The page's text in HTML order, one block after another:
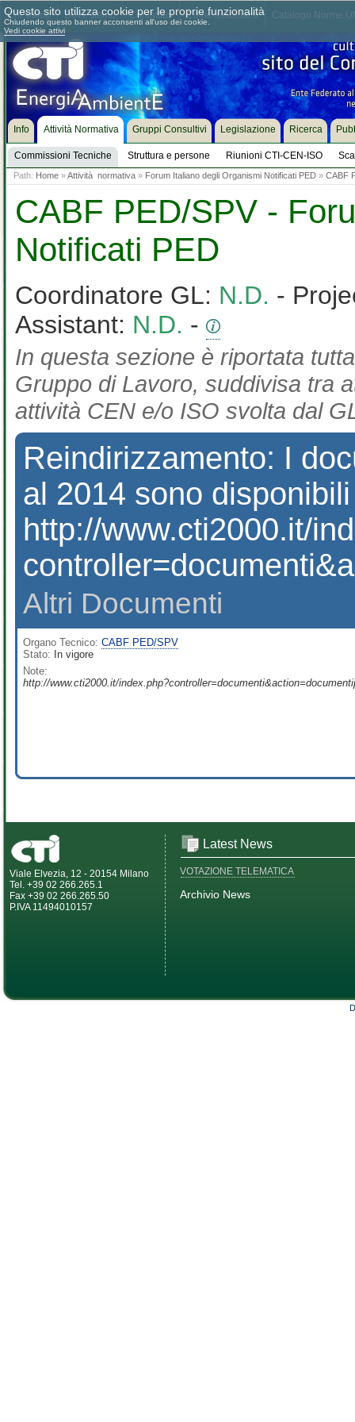
Chi siamo Dove siamo Contattaci Come associarsi
Info Attività Normativa
Commissioni Tecniche Struttura e persone Riunioni CTI-CEN-ISO
Gruppi Consultivi Legislazione Ricerca
Path: Home »Attività normativa » Forum Italiano degli Organismi Notificati PED » CABF
CABF PED/SPV -
Notificati PED
Coordinatore GL: N.D. -
Assistant: N.D. -
In questa sezione è riportata
Gruppo di Lavoro, suddivisa tra
attività CEN e/o ISO svolta dal
Reindirizzamento: I
al 2014 sono
http://www.cti2000.it/
Altri Documenti
Organo Tecnico: CABF PED/SPV
Stato: In vigore
Note:
http://www.cti2000.it/
Viale Elvezia, 12 - 20154 Milano
Tel. +39 02 266.265.1
Fax +39 02 266.265.50
P.IVA 11494010157
Latest News
VOTAZIONE TELEMATICA
Archivio News
Questo sito utilizza cookie per le proprie funzionalità
Chiudendo questo banner acconsenti all'uso dei cookie.
Vedi cookie attivi